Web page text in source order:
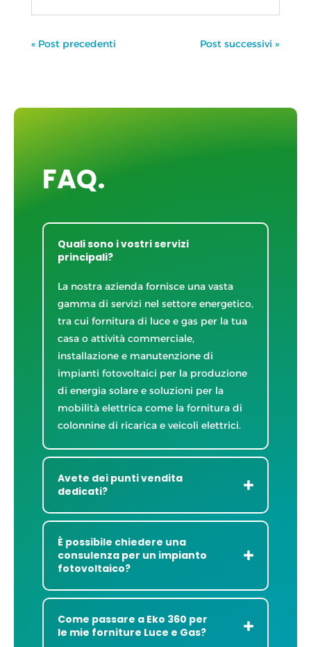
« Post precedenti Post successivi »
FAQ.
Quali sono i vostri servizi
principali?
La nostra azienda fornisce una vasta
gamma di servizi nel settore energetico,
tra cui fornitura di luce e gas per la tua
casa o attività commerciale,
installazione e manutenzione di
impianti fotovoltaici per la produzione
di energia solare e soluzioni per la
mobilità elettrica come la fornitura di
colonnine di ricarica e veicoli elettrici.
Avete dei punti vendita
dedicati?
È possibile chiedere una
consulenza per un impianto
fotovoltaico?
Come passare a Eko 360 per
le mie forniture Luce e Gas?